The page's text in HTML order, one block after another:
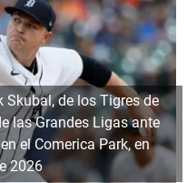
Skubal, de los Tigres de
las Grandes Ligas ante
el Comerica Park, en
2026